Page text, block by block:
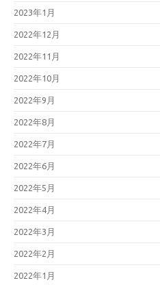
2023年1月
2022年12月
2022年11月
2022年10月
2022年9月
2022年8月
2022年7月
2022年6月
2022年5月
2022年4月
2022年3月
2022年2月
2022年1月